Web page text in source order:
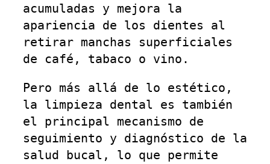
acumuladas y mejora la
apariencia de los dientes al
retirar manchas superficiales
de café, tabaco o vino.
Pero más allá de lo estético,
la limpieza dental es también
el principal mecanismo de
seguimiento y diagnóstico de la
salud bucal, lo que permite